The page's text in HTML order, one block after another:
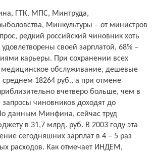
Минкультуры – от министров
редкий российский чиновник хоть
своей зарплатой, 68% –
карьеры. При сохранении всех
медицинское обслуживание, дешевые
среднем 18264 руб., а при отмене
вчетверо больше, чем в
чиновников доходят до
данным Минфина, сейчас труд
в 31,7 млрд. руб. В 2003 году эта
сегодняшних зарплат в 4 – 5 раз
расходов. Как отмечает ИНДЕМ,